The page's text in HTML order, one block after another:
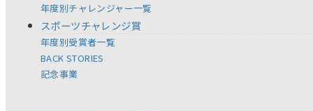
年度別チャレンジャー一覧
スポーツチャレンジ賞
年度別受賞者一覧
BACK STORIES
記念事業